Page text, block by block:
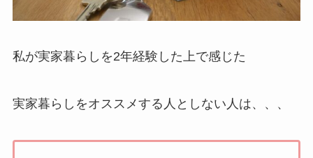
私が実家暮らしを2年経験した上で感じた
実家暮らしをオススメする人としない人は、、、